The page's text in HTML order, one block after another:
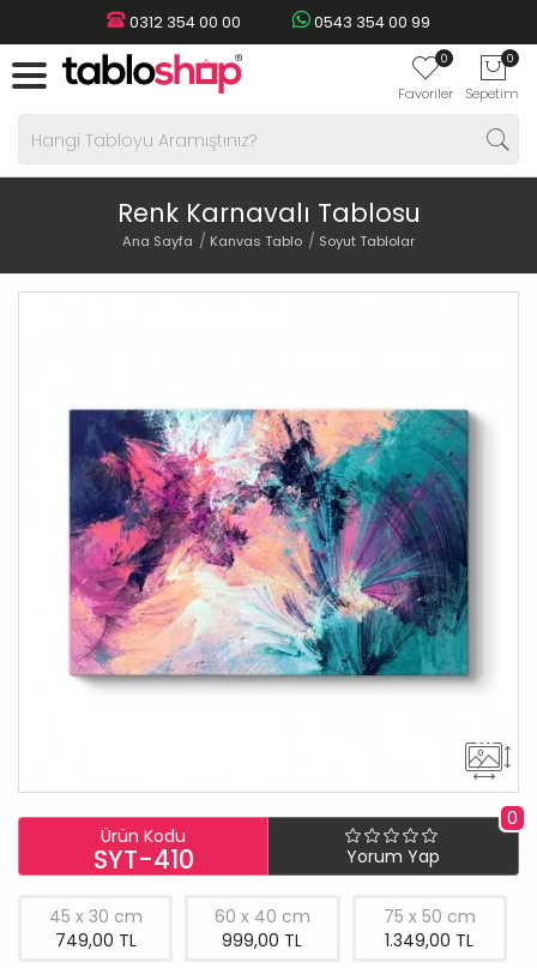
0312 354 00 00 0543 354 00 99
0
Favoriler
0
Sepetim
Renk Karnavalı Tablosu
Ana Sayfa Kanvas Tablo Soyut Tablolar
Ürün Kodu
SYT-410
0
Yorum Yap
45 x 30 cm
749,00 TL
60 x 40 cm
999,00 TL
75 x 50 cm
1.349,00 TL